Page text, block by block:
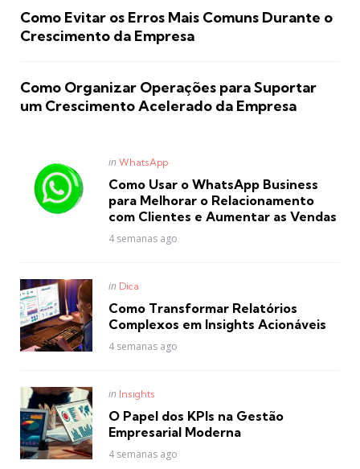
Como Evitar os Erros Mais Comuns Durante o
Crescimento da Empresa
Como Organizar Operações para Suportar
um Crescimento Acelerado da Empresa
Posted
in WhatsApp
Como Usar o WhatsApp Business
para Melhorar o Relacionamento
com Clientes e Aumentar as Vendas
4 semanas ago
Posted
in Dica
Como Transformar Relatórios
Complexos em Insights Acionáveis
4 semanas ago
Posted
in Insights
O Papel dos KPIs na Gestão
Empresarial Moderna
4 semanas ago